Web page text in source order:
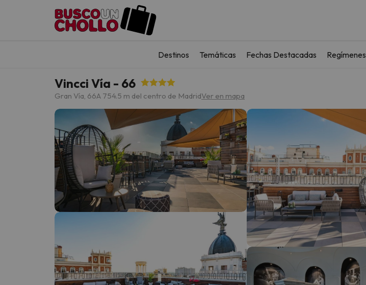
Destinos Temáticas Fechas Destacadas Regímenes
Vincci Vía - 66
Gran Vía, 66A 754.5 m del centro de MadridVer en mapa